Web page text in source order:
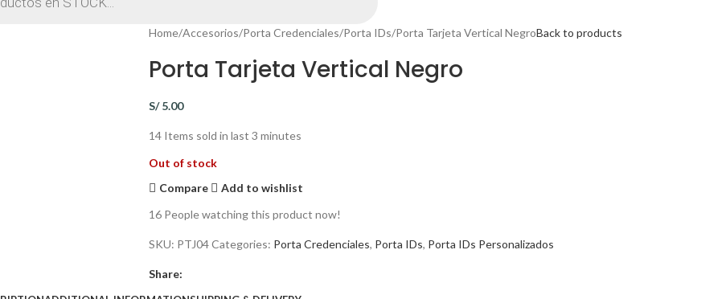
Home Accesorios Porta Credenciales Porta IDs Porta Tarjeta Vertical NegroBack to products
Porta Tarjeta Vertical Negro
S/5.00
14 Items sold in last 3 minutes
Out of stock
Compare
Add to wishlist
16 People watching this product now!
SKU: PTJ04Categories: Porta Credenciales, Porta IDs, Porta IDs Personalizados
Share: